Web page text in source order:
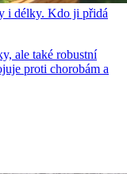
i délky. Kdo ji přidá
ale také robustní
proti chorobám a